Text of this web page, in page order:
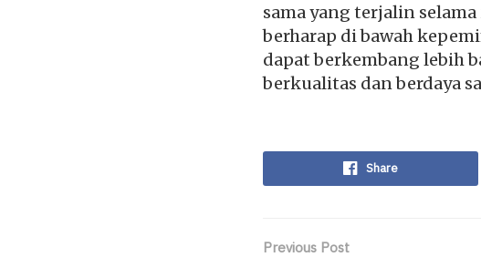
sama yang terjalin
berharap di bawah
dapat berkembang lebih
berkualitas dan berdaya
Share
Previous Post